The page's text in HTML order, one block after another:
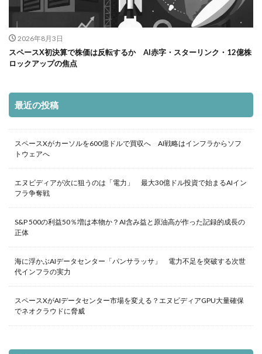
2026年8月3日
スペースX初決算で株価は反転するか AI赤字・スターリンク・12億株
ロックアップの焦点
最近の投稿
スペースXがカーソルを600億ドルで買収へ AI戦略はインフラからソフ
トウェアへ
エヌビディアが次に狙うのは「電力」 最大30億ドル投資で始まるAIイン
フラ争奪戦
S&P 500の利益50％増は本物か？AI含み益と原油高が作った記録的成長の
正体
海に浮かぶAIデータセンター「パンサラッサ」 電力不足を突破する次世
代インフラの実力
スペースXがAIデータセンター市場を変える？エヌビディアGPU大量確保
でネオクラウドに脅威